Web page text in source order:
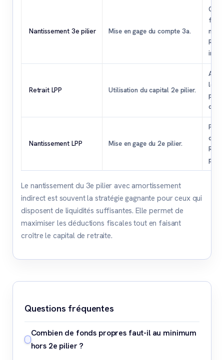
Nantissement 3e pilier Mise en gage du compte 3a.
Retrait LPP Utilisation du capital 2e pilier.
les
Nantissement LPP Mise en gage du 2e pilier.
Pas
de
Le nantissement du 3e pilier avec amortissement
indirect est souvent la stratégie gagnante pour ceux qui
disposent de liquidités suffisantes. Elle permet de
maximiser les déductions fiscales tout en faisant
croître le capital de retraite.
Questions fréquentes
Combien de fonds propres faut-il au minimum
hors 2e pilier ?